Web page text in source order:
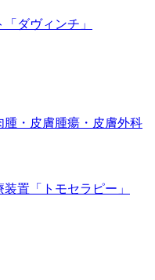
ダヴィンチ」
腫・皮膚腫瘍・皮膚外科
置「トモセラピー」